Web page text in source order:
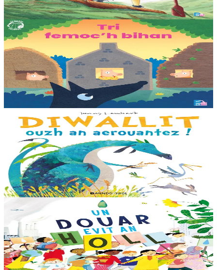
En stock25,00 €
3 ans et plus
TES
Les trois petits cochons
Il était une fois trois joyeux petits cochons qui vivaient avec leurs
parents. Il était temps pour chacun d’avoir sa propre maison ! Cette
collection propose...
12,00 €
Bannoù-heol
Look out, it's a Dragon!
Eflammez la dragonne est en quête d'une nouvelle maison. Mais
quand elle trouve la forêt parfaite, elle n'est pas la bienvenue...
"Ouste ! On ne veut pas de...
En stock13,00 €
Bannoù-heol
Like the Ocean We Rise
Notre planète est immense et magnifique, mais elle a besoin de notre
aide – elle a besoin de moi, elle a besoin de vous. Cet album illustré,
qui arrive à point...